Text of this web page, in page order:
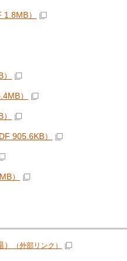
）
）
905.6KB）
）
（外部リンク）